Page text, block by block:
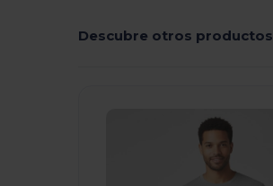
Descubre otros productos